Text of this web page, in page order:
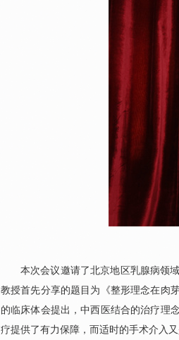
本次会议邀请了北京地区乳腺病领
教授首先分享的题目为《整形理念在肉
的临床体会提出，中西医结合的治疗理
疗提供了有力保障，而适时的手术介入